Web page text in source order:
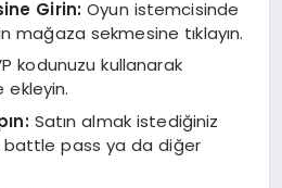
Girin: Oyun istemcisinde
sekmesine tıklayın.
kodunuzu kullanarak
ekleyin.
Satın almak istediğiniz
battle pass ya da diğer